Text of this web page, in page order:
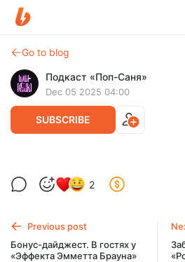
Go to blog
Подкаст «Поп-Саня»
Dec 05 2025 04:00
SUBSCRIBE
Тим Шейфер. Рок-
индустрии [Как жить
творчество Тима Шейфера:
странность в художественный
2
Previous post
Бонус-дайджест. В гостях у
«Эффекта Эмметта Брауна»